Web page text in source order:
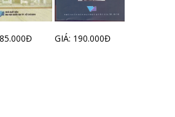
GIÁ: 190.000Đ